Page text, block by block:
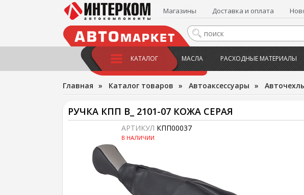
Магазины Доставка и оплата
КАТАЛОГ МАСЛА РАСХОДНЫЕ МАТЕРИАЛЫ
Главная » Каталог товаров » Автоаксессуары »
РУЧКА КПП В_ 2101-07 КОЖА СЕРАЯ
АРТИКУЛ КПП00037
В НАЛИЧИИ